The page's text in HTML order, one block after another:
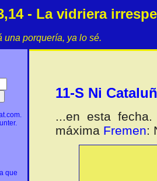
- La vidriera
una porquería, ya lo sé.
11-S Ni
...en esta
máxima Fremen:
que